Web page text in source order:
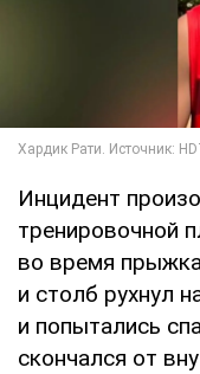
Инцидент
тренировочной
во время
и столб рухнул
и попытались
скончался от